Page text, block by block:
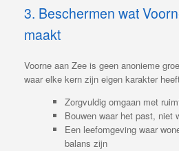
3. Beschermen wat
maakt
Voorne aan Zee is geen anonieme
waar elke kern zijn eigen karakter
Zorgvuldig omgaan met
Bouwen waar het past, niet
Een leefomgeving waar
balans zijn